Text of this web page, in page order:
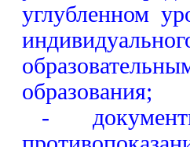
углубленном
образования;
-